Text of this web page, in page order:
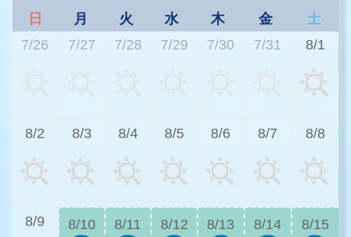
日 月 火 水 木 金
土
7/26
7/27 7/28 7/29 7/30 7/31 8/1
8/2 8/3 8/4 8/5 8/6 8/7 8/8
8/9 8/10 8/11 8/12 8/13 8/14 8/15